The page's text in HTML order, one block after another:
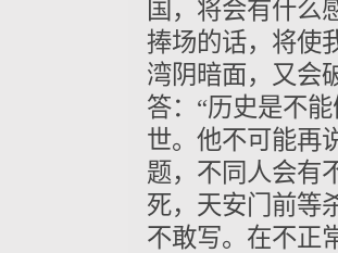
国，将会有什么
捧场的话，将使
湾阴暗面，又会
答：“历史是不
世。他不可能再
题，不同人会有
死，天安门前等
不敢写。在不正